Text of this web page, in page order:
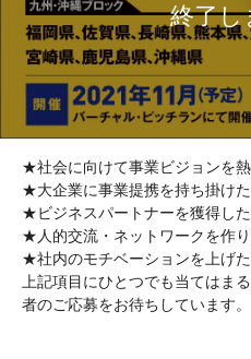
★社会に向けて事業ビジョンを
★大企業に事業提携を持ち掛け
★ビジネスパートナーを獲得し
★人的交流・ネットワークを作
★社内のモチベーションを上げ
上記項目にひとつでも当てはま
者のご応募をお待ちしています。